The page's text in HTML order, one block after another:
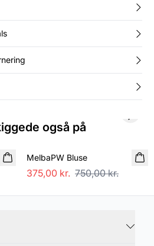
også på
SALE
MelbaPW Bluse
375,00 kr. 750,00 kr.
Next